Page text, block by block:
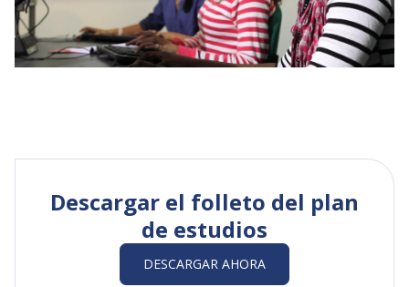
Descargar el folleto del plan
de estudios
DESCARGAR AHORA